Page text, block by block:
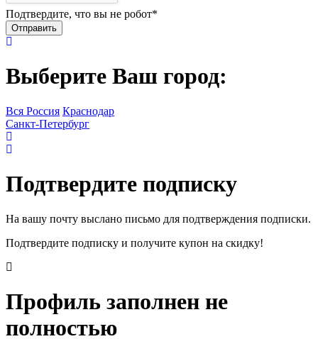
Подтвердите, что вы не робот*
Выберите Ваш город:
Вся Россия Краснодар
Санкт-Петербург
Подтвердите подписку
На вашу почту выслано письмо для подтверждения подписки.
Подтвердите подписку и получите купон на скидку!
Профиль заполнен не
полностью